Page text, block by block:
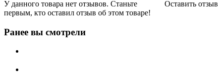
Оставить отзыв
У данного товара нет отзывов. Станьте
первым, кто оставил отзыв об этом товаре!
Ранее вы смотрели